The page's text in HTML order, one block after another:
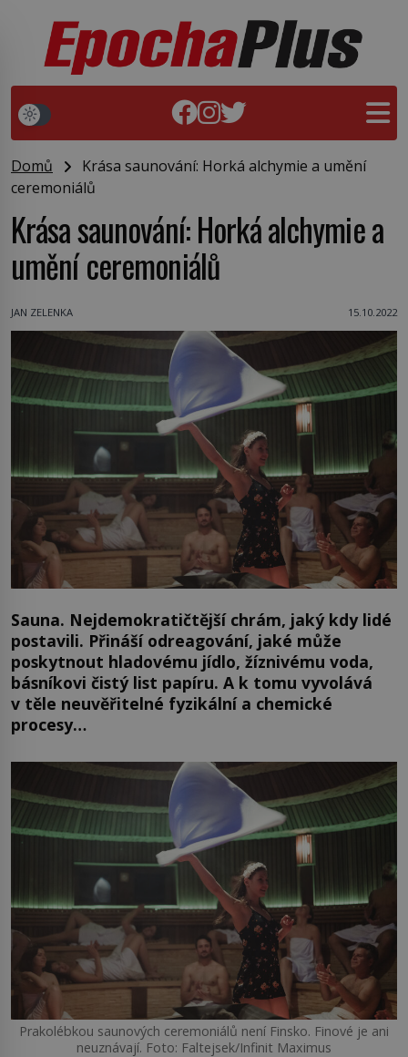
Domů
Krása saunování: Horká alchymie a umění
ceremoniálů
Krása saunování: Horká alchymie a
umění ceremoniálů
JAN ZELENKA 15.10.2022
Sauna. Nejdemokratičtější chrám, jaký kdy lidé
postavili. Přináší odreagování, jaké může
poskytnout hladovému jídlo, žíznivému voda,
básníkovi čistý list papíru. A k tomu vyvolává
v těle neuvěřitelné fyzikální a chemické
procesy…
Prakolébkou saunových ceremoniálů není Finsko. Finové je ani
neuznávají. Foto: Faltejsek/Infinit Maximus